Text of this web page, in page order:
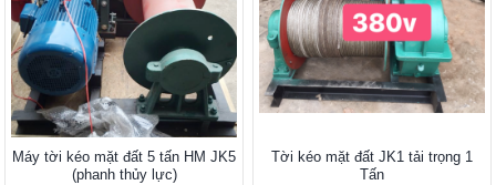
Máy tời kéo mặt đất 5 tấn HM JK5
(phanh thủy lực)
Tời kéo mặt đất JK1 tải trọng 1
Tấn